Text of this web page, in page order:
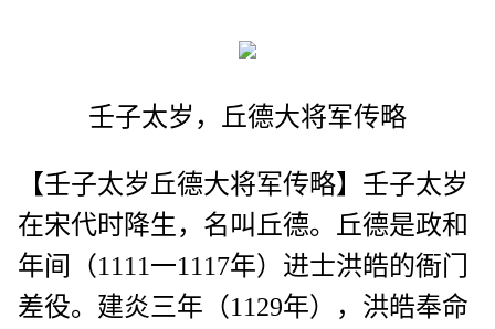
壬子太岁，丘德大将军传略
【壬子太岁丘德大将军传略】壬子太岁
在宋代时降生，名叫丘德。丘德是政和
年间（1111一1117年）进士洪皓的衙门
差役。建炎三年（1129年），洪皓奉命